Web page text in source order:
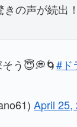
の声が続出！
う😇💭🌀#ド
April 25,